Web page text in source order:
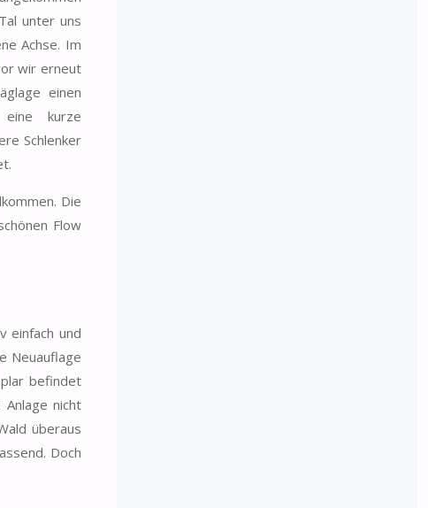
unter uns
Achse. Im
wir erneut
einen
eine kurze
Schlenker
Die
Flow
einfach und
Neuauflage
befindet
nicht
überaus
Doch